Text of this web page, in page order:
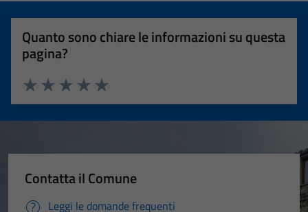
Quanto sono chiare le informazioni su questa
pagina?
Valuta 5 stelle su 5
Valuta 4 stelle su 5
Valuta 3 stelle su 5
Valuta 2 stelle su 5
Valuta 1 stelle su 5
Contatta il Comune
Leggi le domande frequenti